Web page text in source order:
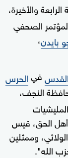
والأخيرة،
الصحفي
بايدن،
فيالحرس
النجف،
الحق، قيس
وممثلين
الله".